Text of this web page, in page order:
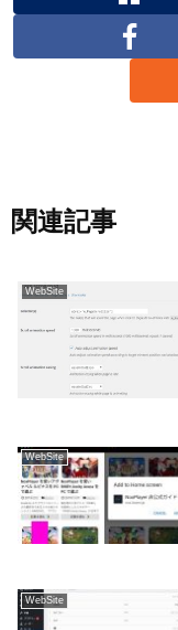
関連記事
WebSite
WebSite
WebSite